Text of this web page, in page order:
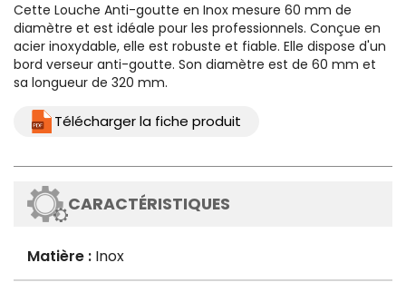
Cette Louche Anti-goutte en Inox mesure 60 mm de
diamètre et est idéale pour les professionnels. Conçue en
acier inoxydable, elle est robuste et fiable. Elle dispose d'un
bord verseur anti-goutte. Son diamètre est de 60 mm et
sa longueur de 320 mm.
Télécharger la fiche produit
CARACTÉRISTIQUES
Matière : Inox